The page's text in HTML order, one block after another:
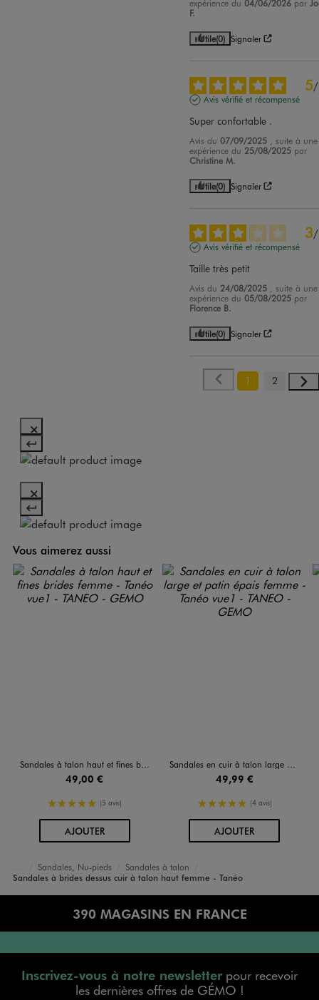
expérience du04/06/2026 par
F.
Utile(0) Signaler
5/
Avis vérifié et récompensé
Super confortable .
Avis du07/09/2025
, suite à une
expérience du 25/08/2025 par
Christine M.
Utile(0) Signaler
3/
Avis vérifié et récompensé
Taille très petit
Avis du 24/08/2025
, suite à une
expérience du05/08/2025 par
Florence B.
Utile(0) Signaler
1 2
Vous aimerez aussi
Sandales à talon haut et fines brides femme - Tanéo
49,00 €
5/5 de moyenne
(5 avis)
AJOUTERAU PANIER
Sandales en cuir à talon large et patin épais femme - Tanéo
49,99 €
5/5 de moyenne
(4 avis)
AJOUTERAU PANIER
Accueil
Femme
Chaussures
Sandales, Nu-pieds
Sandales à talon
Sandales à brides dessus cuir à talon haut femme - Tanéo
390 MAGASINS EN FRANCE
Inscrivez-vous à notre newsletterpour recevoir
les dernières offres de GÉMO !